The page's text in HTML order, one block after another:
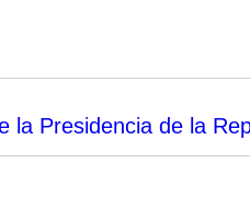
la Presidencia de la